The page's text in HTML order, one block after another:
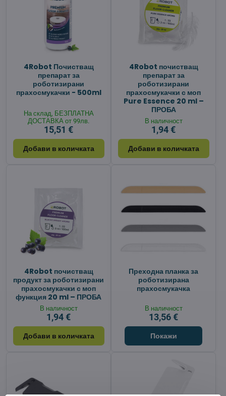
4Robot Почистващ
препарат за
роботизирани
прахосмукачки - 500ml
На склад, БЕЗПЛАТНА
ДОСТАВКА от 99лв.
15,51 €
Добави в количката
4Robot почистващ
препарат за
роботизирани
прахосмукачки с моп
Pure Essence 20 ml –
ПРОБА
В наличност
1,94 €
Добави в количката
4Robot почистващ
продукт за роботизирани
прахосмукачки с моп
функция 20 ml – ПРОБА
В наличност
1,94 €
Добави в количката
Преходна планка за
роботизирана
прахосмукачка
В наличност
13,56 €
Покажи